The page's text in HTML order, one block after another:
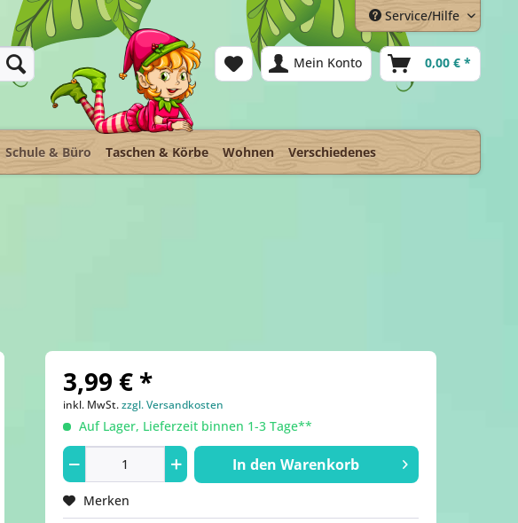
Service/Hilfe
Mein Konto 0,00 € *
Schule & Büro Taschen & Körbe Wohnen Verschiedenes
3,99 € *
inkl. MwSt.zzgl. Versandkosten
Auf Lager, Lieferzeit binnen 1-3 Tage**
In den Warenkorb
Merken